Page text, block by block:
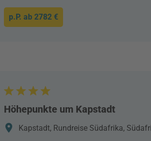
p.P. ab 2782 €
Höhepunkte um Kapstadt
Kapstadt, Rundreise Südafrika,